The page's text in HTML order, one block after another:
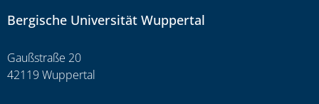
Bergische Universität Wuppertal
Gaußstraße 20
42119 Wuppertal